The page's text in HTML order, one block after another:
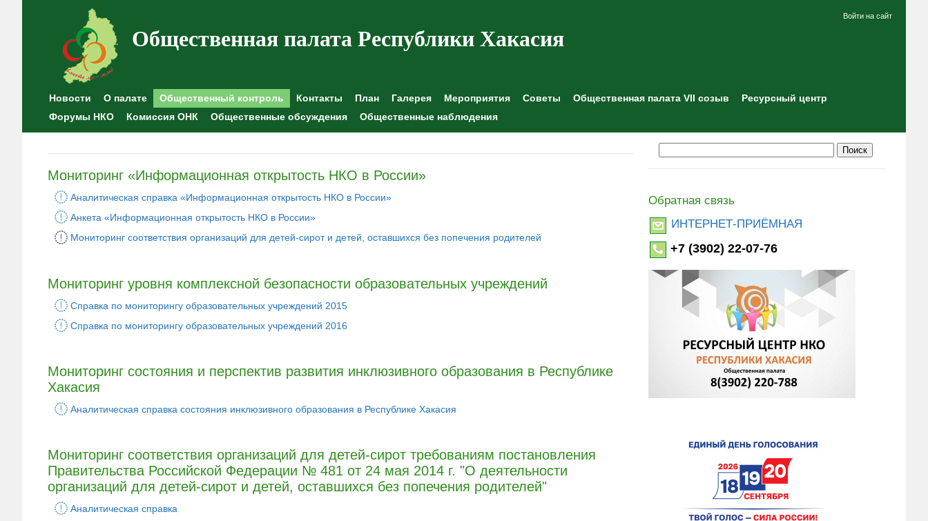
Общественная палата Республики Хакасия
Войти на сайт
Новости О палате Общественный контроль Контакты План Галерея Мероприятия Советы Общественная палата VII созыв
Ресурсный центр
Форумы НКО
Комиссия ОНК Общественные обсуждения Общественные наблюдения
Мониторинг «Информационная открытость НКО в России»
Аналитическая справка «Информационная открытость НКО в России»
Анкета «Информационная открытость НКО в России»
Мониторинг соответствия организаций для детей-сирот и детей, оставшихся без попечения родителей
Мониторинг уровня комплексной безопасности образовательных учреждений
Справка по мониторингу образовательных учреждений 2015
Справка по мониторингу образовательных учреждений 2016
Мониторинг состояния и перспектив развития инклюзивного образования в Республике
Хакасия
Аналитическая справка состояния инклюзивного образования в Республике Хакасия
Мониторинг соответствия организаций для детей-сирот требованиям постановления
Правительства Российской Федерации № 481 от 24 мая 2014 г. "О деятельности
организаций для детей-сирот и детей, оставшихся без попечения родителей"
Аналитическая справка
Обратная связь
ИНТЕРНЕТ-ПРИЁМНАЯ
+7 (3902) 22-07-76